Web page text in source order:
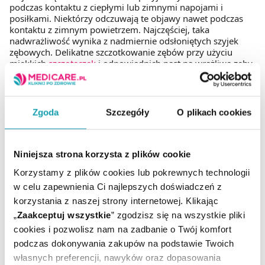
Zgoda Szczegóły O plikach cookies
Niniejsza strona korzysta z plików cookie
Korzystamy z plików cookies lub pokrewnych technologii
w celu zapewnienia Ci najlepszych doświadczeń z
korzystania z naszej strony internetowej. Klikając
„Zaakceptuj wszystkie” zgodzisz się na wszystkie pliki
cookies i pozwolisz nam na zadbanie o Twój komfort
podczas dokonywania zakupów na podstawie Twoich
własnych preferencji, nawyków oraz dopasowania
podczas kontaktu z ciepłymi lub zimnymi napojami i
posiłkami. Niektórzy odczuwają te objawy nawet podczas
kontaktu z zimnym powietrzem. Najczęściej, taka
nadwrażliwość wynika z nadmiernie odsłoniętych szyjek
zębowych. Delikatne szczotkowanie zębów przy użyciu
miękkich szczoteczek i odpowiednich past na wrażliwe zęby
może znacznie zmniejszyć ten problem.
kontakt z czynnikami zewnętrznymi. Pasty na wrażliwe zęby
nie ścierają szkliwa. Przykładowe
Elmex Sensitive i
Lacalut
Sensitive, który chroni również
przed krwawieniem z dziąseł.
Ziołowe pasty do zębów
Ziołowe pasty do zębów zawierają wyciągi roślinne, enzymy
i ekstrakty roślinne. Przykładem takiego ziołowego